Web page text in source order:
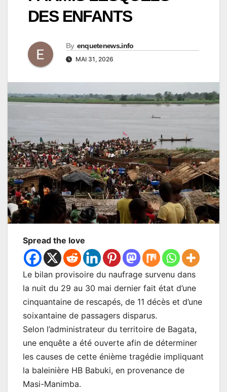
DES ENFANTS
By enquetenews.info
MAI 31, 2026
Spread the love
Le bilan provisoire du naufrage survenu dans
la nuit du 29 au 30 mai dernier fait état d’une
cinquantaine de rescapés, de 11 décès et d’une
soixantaine de passagers disparus.
Selon l’administrateur du territoire de Bagata,
une enquête a été ouverte afin de déterminer
les causes de cette énième tragédie impliquant
la baleinière HB Babuki, en provenance de
Masi-Manimba.